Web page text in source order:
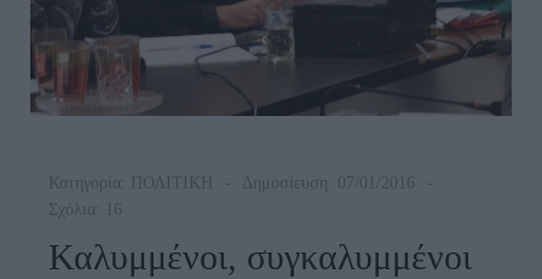
Κατηγορία: ΠΟΛΙΤΙΚΗ
Δημοσίευση: 07/01/2016
Σχόλια: 16
Καλυμμένοι, συγκαλυμμένοι